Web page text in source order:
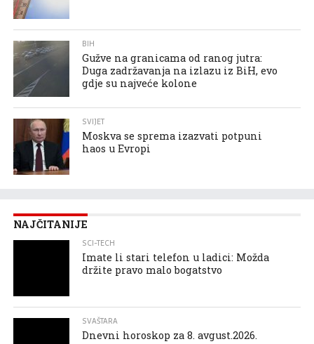
BIH
Gužve na granicama od ranog jutra:
Duga zadržavanja na izlazu iz BiH, evo
gdje su najveće kolone
SVIJET
Moskva se sprema izazvati potpuni
haos u Evropi
NAJČITANIJE
SCI-TECH
Imate li stari telefon u ladici: Možda
držite pravo malo bogatstvo
SVAŠTARA
Dnevni horoskop za 8. avgust.2026.